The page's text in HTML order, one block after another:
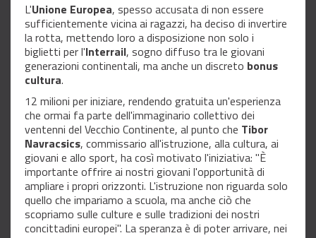
L'Unione Europea, spesso accusata di non essere
sufficientemente vicina ai ragazzi, ha deciso di invertire
la rotta, mettendo loro a disposizione non solo i
biglietti per l'Interrail, sogno diffuso tra le giovani
generazioni continentali, ma anche un discreto bonus
cultura.
12 milioni per iniziare, rendendo gratuita un'esperienza
che ormai fa parte dell'immaginario collettivo dei
ventenni del Vecchio Continente, al punto che Tibor
Navracsics, commissario all'istruzione, alla cultura, ai
giovani e allo sport, ha così motivato l'iniziativa: "È
importante offrire ai nostri giovani l'opportunità di
ampliare i propri orizzonti. L'istruzione non riguarda solo
quello che impariamo a scuola, ma anche ciò che
scopriamo sulle culture e sulle tradizioni dei nostri
concittadini europei". La speranza è di poter arrivare, nei